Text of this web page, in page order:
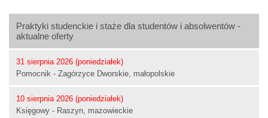
Praktyki studenckie i staże dla studentów i absolwentów -
aktualne oferty
31 sierpnia 2026 (poniedziałek)
Pomocnik - Zagórzyce Dworskie, małopolskie
10 sierpnia 2026 (poniedziałek)
Księgowy - Raszyn, mazowieckie